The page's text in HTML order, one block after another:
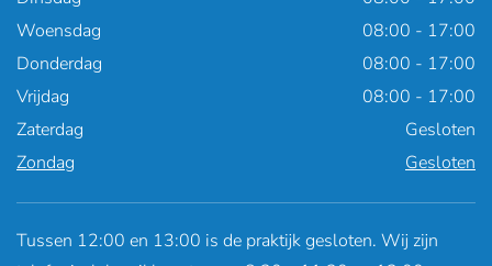
Woensdag
08:00 - 17:00
Donderdag
08:00 - 17:00
Vrijdag
08:00 - 17:00
Zaterdag
Gesloten
Zondag
Gesloten
Tussen 12:00 en 13:00 is de praktijk gesloten. Wij zijn